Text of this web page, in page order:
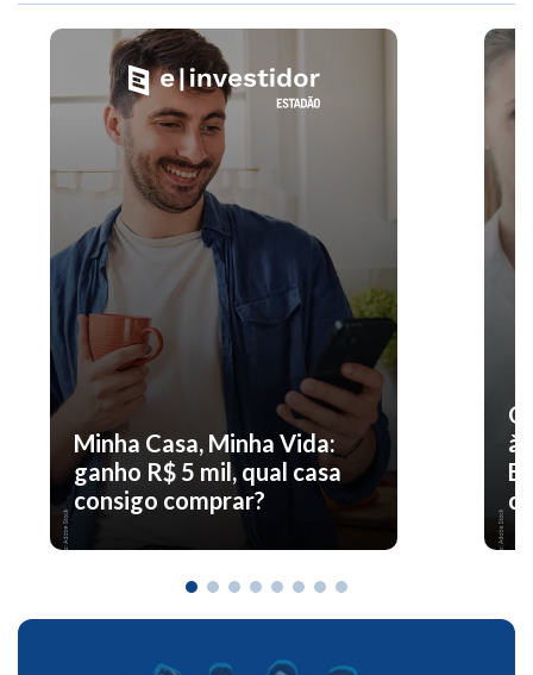
Minha Casa, Minha Vida:
ganho R$ 5 mil, qual casa
consigo comprar?
O
à